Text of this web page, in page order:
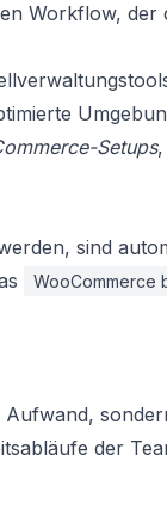
Workflow, der
Setups,
sind
WooCommerce
der